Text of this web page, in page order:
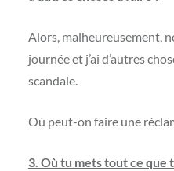
Alors, malheureusement,
journée et j’ai d’autres
scandale.
Où peut-on faire une
3. Où tu mets tout ce que